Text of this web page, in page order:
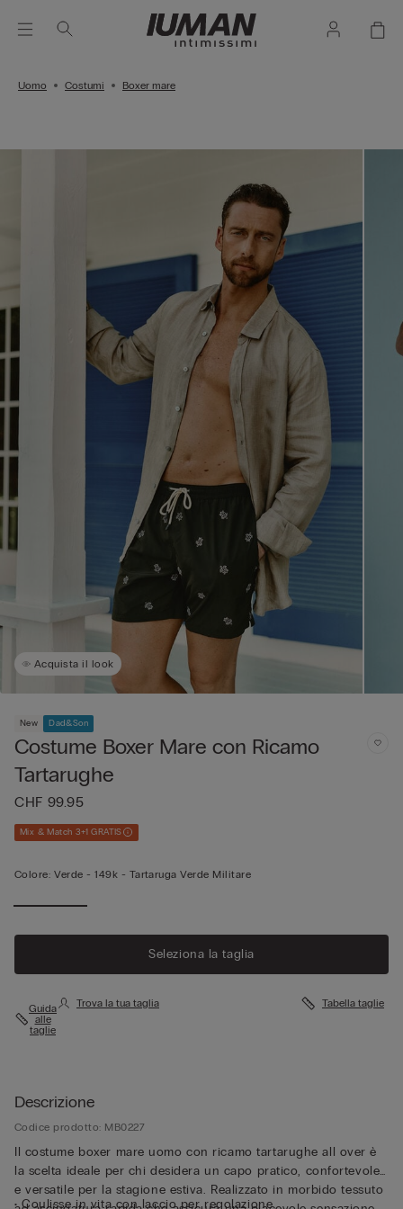
Uomo Costumi Boxer mare
Acquista il look
New Dad&Son
Costume Boxer Mare con Ricamo
Tartarughe
CHF 99.95
Mix & Match 3+1 GRATIS
Colore: Verde -149k - Tartaruga Verde Militare
Seleziona la taglia
Guida
alle
taglie
Trova la tua taglia Tabella taglie
Descrizione
Codice prodotto: MB0227
Il costume boxer mare uomo con ricamo tartarughe all over è
la scelta ideale per chi desidera un capo pratico, confortevole
e versatile per la stagione estiva. Realizzato in morbido tessuto
• Coulisse in vita con laccio per regolazione